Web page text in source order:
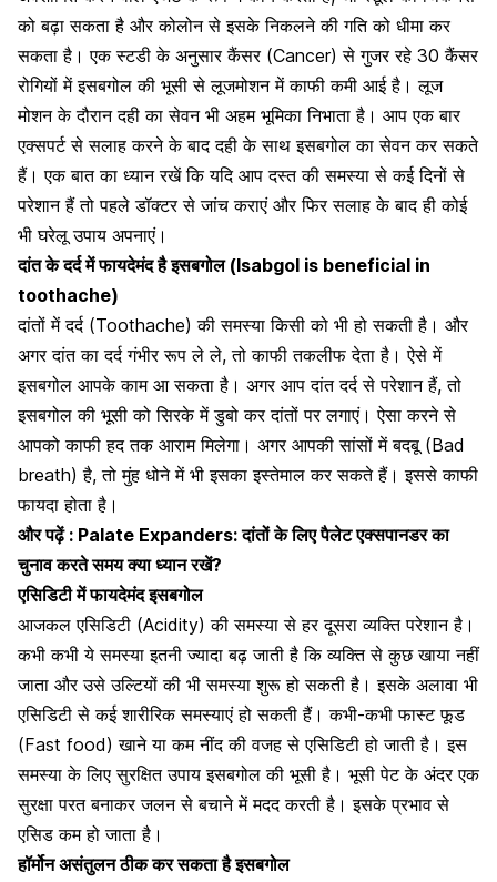
को बढ़ा सकता है और कोलोन से इसके निकलने की गति को धीमा कर
सकता है। एक स्टडी के अनुसार कैंसर (Cancer) से गुजर रहे 30 कैंसर
रोगियों में इसबगोल की भूसी से लूजमोशन में काफी कमी आई है। लूज
मोशन के दौरान दही का सेवन भी अहम भूमिका निभाता है। आप एक बार
एक्सपर्ट से सलाह करने के बाद दही के साथ इसबगोल का सेवन कर सकते
हैं। एक बात का ध्यान रखें कि यदि आप दस्त की समस्या से कई दिनों से
परेशान हैं तो पहले डॉक्टर से जांच कराएं और फिर सलाह के बाद ही कोई
भी घरेलू उपाय अपनाएं।
दांत के दर्द में फायदेमंद है इसबगोल (Isabgol is beneficial in
toothache)
दांतों में दर्द (Toothache) की समस्या किसी को भी हो सकती है। और
अगरदांत का दर्दगंभीर रूप ले ले, तो काफी तकलीफ देता है। ऐसे में
इसबगोल आपके काम आ सकता है। अगर आप दांत दर्द से परेशान हैं, तो
इसबगोल की भूसी को सिरके में डुबो कर दांतों पर लगाएं। ऐसा करने से
आपको काफी हद तक आराम मिलेगा। अगर आपकीसांसों में बदबू(Bad
breath) है, तो मुंह धोने में भी इसका इस्तेमाल कर सकते हैं। इससे काफी
फायदा होता है।
और पढ़ें : Palate Expanders: दांतों के लिए पैलेट एक्सपानडर का
चुनाव करते समय क्या ध्यान रखें?
एसिडिटी में फायदेमंद इसबगोल
आजकलएसिडिटी (Acidity) की समस्या से हर दूसरा व्यक्ति परेशान है।
कभी कभी ये समस्या इतनी ज्यादा बढ़ जाती है कि व्यक्ति से कुछ खाया नहीं
जाता और उसे उल्टियों की भी समस्या शुरू हो सकती है। इसके अलावा भी
एसिडिटी से कई शारीरिक समस्याएं हो सकती हैं।कभी-कभीफास्ट फूड
(Fast food) खाने या कम नींद की वजह से एसिडिटी हो जाती है। इस
समस्या के लिए सुरक्षित उपाय इसबगोल की भूसी है। भूसी पेट के अंदर एक
सुरक्षा परत बनाकर जलन से बचाने में मदद करती है। इसके प्रभाव से
एसिड कम हो जाता है।
हॉर्मोन असंतुलन ठीक कर सकता है इसबगोल